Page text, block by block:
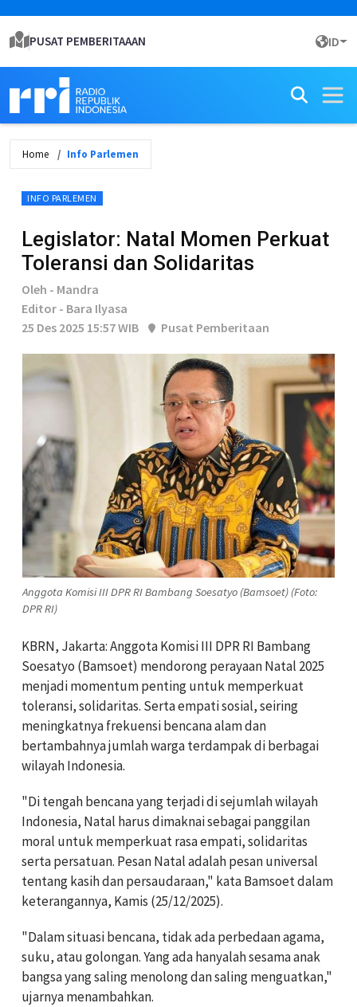
PUSAT PEMBERITAAAN ID
Home Info Parlemen
INFO PARLEMEN
Legislator: Natal Momen Perkuat
Toleransi dan Solidaritas
Oleh - Mandra
Editor - Bara Ilyasa
25 Des 2025 15:57 WIB
Pusat Pemberitaan
Anggota Komisi III DPR RI Bambang Soesatyo (Bamsoet) (Foto:
DPR RI)
KBRN, Jakarta: Anggota Komisi III DPR RI Bambang
Soesatyo (Bamsoet) mendorong perayaan Natal 2025
menjadi momentum penting untuk memperkuat
toleransi, solidaritas. Serta empati sosial, seiring
meningkatnya frekuensi bencana alam dan
bertambahnya jumlah warga terdampak di berbagai
wilayah Indonesia.
"Di tengah bencana yang terjadi di sejumlah wilayah
Indonesia, Natal harus dimaknai sebagai panggilan
moral untuk memperkuat rasa empati, solidaritas
serta persatuan. Pesan Natal adalah pesan universal
tentang kasih dan persaudaraan," kata Bamsoet dalam
keterangannya, Kamis (25/12/2025).
"Dalam situasi bencana, tidak ada perbedaan agama,
suku, atau golongan. Yang ada hanyalah sesama anak
bangsa yang saling menolong dan saling menguatkan,"
ujarnya menambahkan.